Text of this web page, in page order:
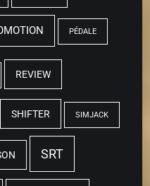
PÉDALE
REVIEW
SHIFTER SIMJACK
SRT